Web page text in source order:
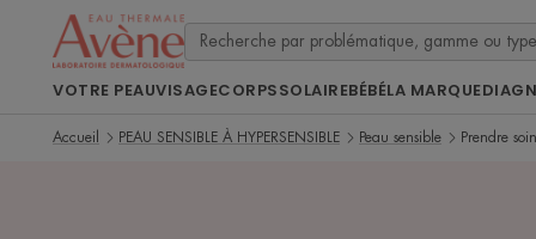
VOTRE PEAUVISAGECORPSSOLAIREBÉBÉLA MARQUE
Accueil PEAU SENSIBLE À HYPERSENSIBLE Peau sensible Prendre